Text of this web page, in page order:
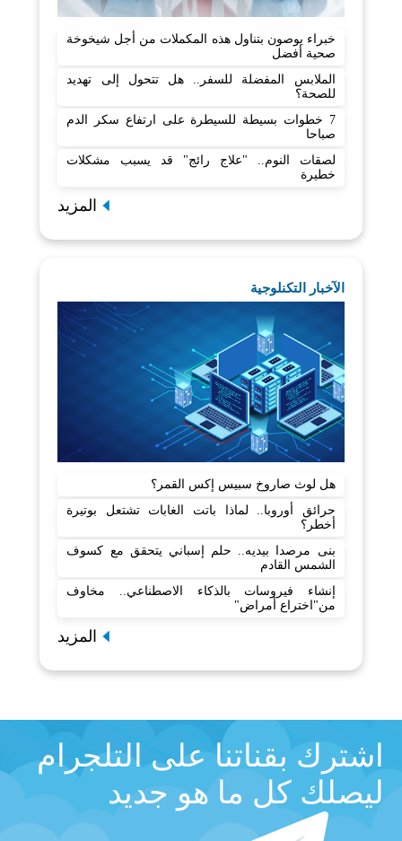
خبراء يوصون بتناول هذه المكملات من أجل شيخوخة
صحية أفضل
الملابس المفضلة للسفر.. هل تتحول إلى تهديد
للصحة؟
7 خطوات بسيطة للسيطرة على ارتفاع سكر الدم
صباحا
لصقات النوم.. "علاج رائج" قد يسبب مشكلات
خطيرة
المزيد
الآخبار التكنلوجية
هل لوث صاروخ سبيس إكس القمر؟
حرائق أوروبا.. لماذا باتت الغابات تشتعل بوتيرة
أخطر؟
بنى مرصدا بيديه.. حلم إسباني يتحقق مع كسوف
الشمس القادم
إنشاء فيروسات بالذكاء الاصطناعي.. مخاوف
من"اختراع أمراض"
المزيد
اشترك بقناتنا على التلجرام
ليصلك كل ما هو جديد